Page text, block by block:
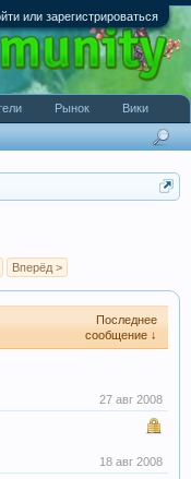
или зарегистрироваться
Вперёд >
Последнее
сообщение ↓
27 авг 2008
18 авг 2008
Рынок Вики